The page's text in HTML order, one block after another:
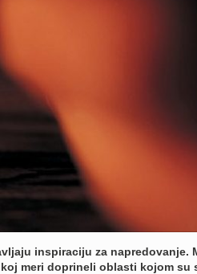
inspiraciju za napredovanje.
meri doprineli oblasti kojom su